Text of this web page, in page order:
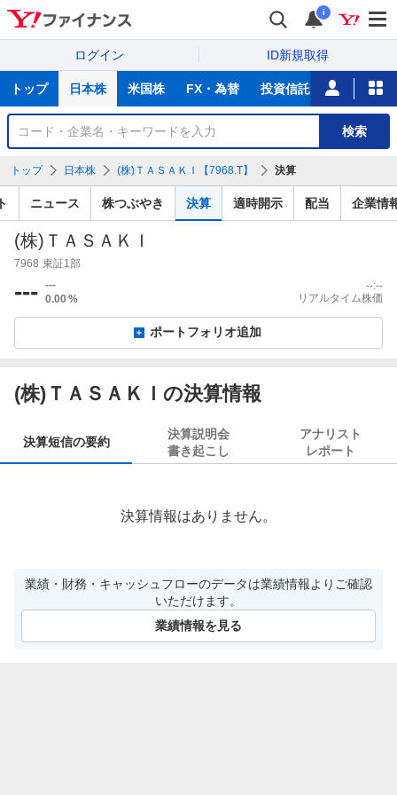
i
ログイン ID新規取得
サ
トップ 日本株 米国株 FX・為替 投資信託 ニュース
銘
検
検索
トップ 日本株 (株)ＴＡＳＡＫＩ【7968.T】 決算
ニュース 株つぶやき 決算 適時開示 配当 企業情
(株)ＴＡＳＡＫＩ
7968 東証1部
--- ---
0.00%
--:--
リアルタイム株価
ポートフォリオ追加
(株)ＴＡＳＡＫＩの決算情報
決算短信の要約
決算説明会
書き起こし
アナリスト
レポート
決算情報はありません。
業績・財務・キャッシュフローのデータは業績情報よりご確認
いただけます。
業績情報を見る